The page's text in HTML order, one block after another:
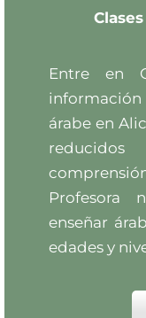
Entre en
árabe en
Profesora
enseñar
edades y